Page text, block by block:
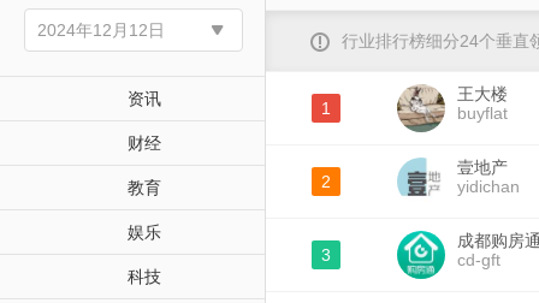
资讯
财经
教育
娱乐
科技
行业排行榜细分24个垂直
1
王大楼
buyflat
2
壹地产
yidichan
3
成都购房
cd-gft